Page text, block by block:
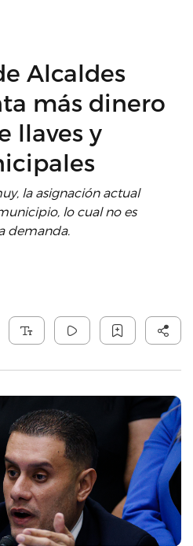
Alcaldes
más dinero
llaves y
la asignación actual
lo cual no es
demanda.